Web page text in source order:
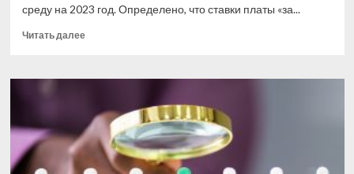
среду на 2023 год. Определено, что ставки платы «за...
Читать далееПрочитать
Определены
платы
за
НВОС
2023